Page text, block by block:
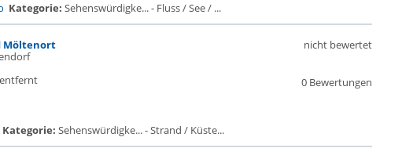
Kategorie: Sehenswürdigke... - Fluss / See / ...
Möltenort
0 Bewertungen
nicht bewertet
Kategorie: Sehenswürdigke... - Strand / Küste...